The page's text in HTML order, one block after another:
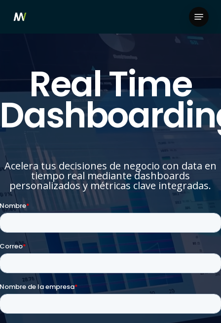
Menu
Real Time
Acelera tus decisiones de negocio con data en
tiempo real mediante dashboards
personalizados y métricas clave integradas.
Close
Menu